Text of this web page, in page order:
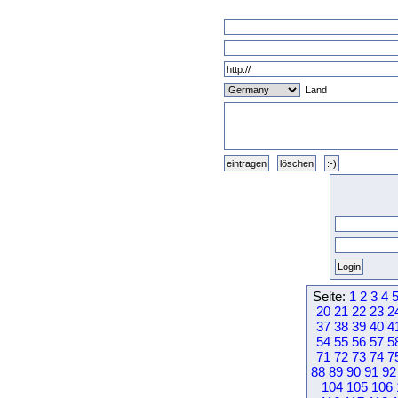
Land
Seite: 1 2 3 4 5
20 21 22 23
37 38 39 40
54 55 56 57
71 72 73 74
88 89 90 91 92
104 105 106